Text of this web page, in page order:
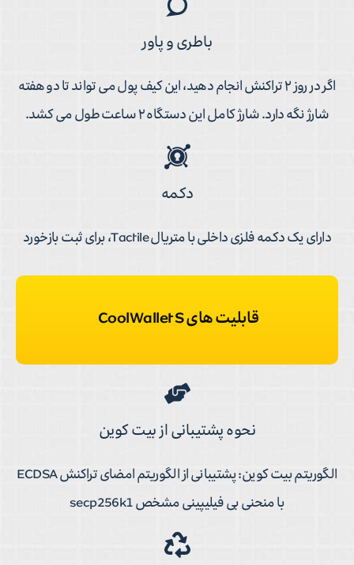
باطری و پاور
اگر در روز ۲ تراکنش انجام دهید، این کیف پول می تواند تا دو هفته
شارژ نگه دارد. شارژ کامل این دستگاه ۲ ساعت طول می کشد.
دکمه
دارای یک دکمه فلزی داخلی با متریال Tactile، برای ثبت بازخورد
قابلیت های CoolWallet S
نحوه پشتیبانی از بیت کوین
الگوریتم بیت کوین: پشتیبانی از الگوریتم امضای تراکنش ECDSA
با منحنی بی فیلیپینی مشخص secp256k1